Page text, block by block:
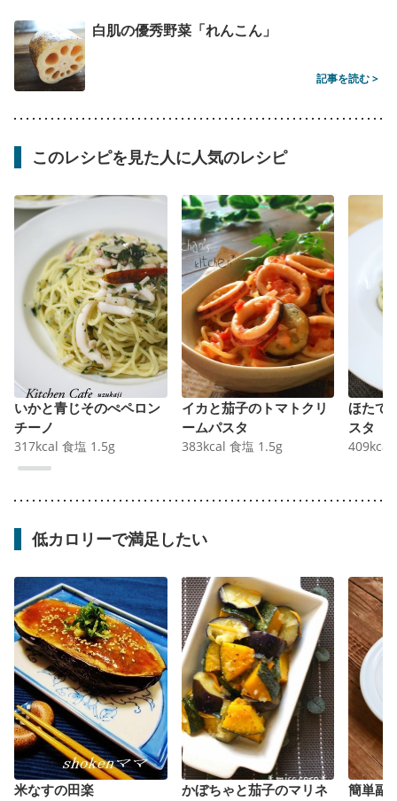
白肌の優秀野菜「れんこん」
記事を読む >
このレシピを見た人に人気のレシピ
いかと青じそのぺペロン
チーノ
317kcal 食塩 1.5g
イカと茄子のトマトクリ
ームパスタ
383kcal 食塩 1.5g
ほたて
スタ
409kcal
低カロリーで満足したい
米なすの田楽 かぼちゃと茄子のマリネ
簡単副